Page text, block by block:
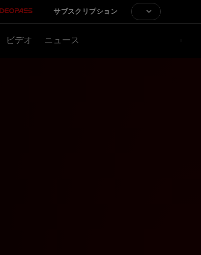
サブスクリプション
ビデオ ニュース